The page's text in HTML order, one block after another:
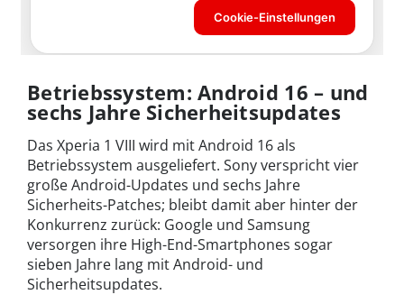
Betriebssystem: Android 16 – und
sechs Jahre Sicherheitsupdates
Das Xperia 1 VIII wird mit Android 16 als
Betriebssystem ausgeliefert. Sony verspricht vier
große Android-Updates und sechs Jahre
Sicherheits-Patches; bleibt damit aber hinter der
Konkurrenz zurück: Google und Samsung
versorgen ihre High-End-Smartphones sogar
sieben Jahre lang mit Android- und
Sicherheitsupdates.